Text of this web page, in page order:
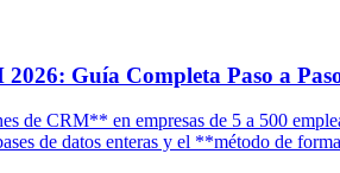
Guía Completa Paso a
de CRM** en empresas de 5 a 500
de datos enteras y el **método de